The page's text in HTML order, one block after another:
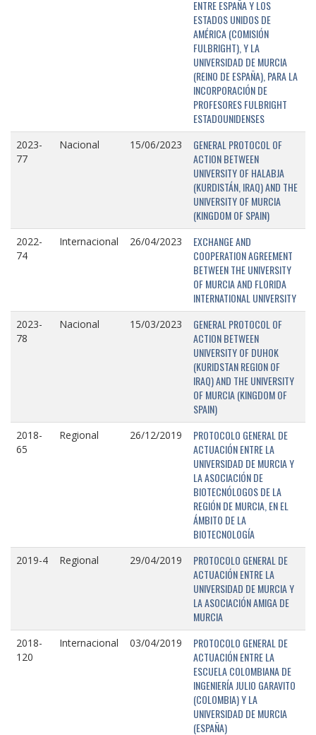
ENTRE ESPAÑA Y LOS
ESTADOS UNIDOS DE
AMÉRICA (COMISIÓN
FULBRIGHT), Y LA
UNIVERSIDAD DE MURCIA
(REINO DE ESPAÑA), PARA LA
INCORPORACIÓN DE
PROFESORES FULBRIGHT
ESTADOUNIDENSES
2023-
77
Nacional 15/06/2023
GENERAL PROTOCOL OF
ACTION BETWEEN
UNIVERSITY OF HALABJA
(KURDISTÁN, IRAQ) AND THE
UNIVERSITY OF MURCIA
(KINGDOM OF SPAIN)
2022-
74
Internacional 26/04/2023
EXCHANGE AND
COOPERATION AGREEMENT
BETWEEN THE UNIVERSITY
OF MURCIA AND FLORIDA
INTERNATIONAL UNIVERSITY
2023-
78
Nacional 15/03/2023
GENERAL PROTOCOL OF
ACTION BETWEEN
UNIVERSITY OF DUHOK
(KURIDSTAN REGION OF
IRAQ) AND THE UNIVERSITY
OF MURCIA (KINGDOM OF
SPAIN)
2018-
65
Regional 26/12/2019
PROTOCOLO GENERAL DE
ACTUACIÓN ENTRE LA
UNIVERSIDAD DE MURCIA Y
LA ASOCIACIÓN DE
BIOTECNÓLOGOS DE LA
REGIÓN DE MURCIA, EN EL
ÁMBITO DE LA
BIOTECNOLOGÍA
2019-4 Regional 29/04/2019
PROTOCOLO GENERAL DE
ACTUACIÓN ENTRE LA
UNIVERSIDAD DE MURCIA Y
LA ASOCIACIÓN AMIGA DE
MURCIA
2018-
120
Internacional 03/04/2019
PROTOCOLO GENERAL DE
ACTUACIÓN ENTRE LA
ESCUELA COLOMBIANA DE
INGENIERÍA JULIO GARAVITO
(COLOMBIA) Y LA
UNIVERSIDAD DE MURCIA
(ESPAÑA)